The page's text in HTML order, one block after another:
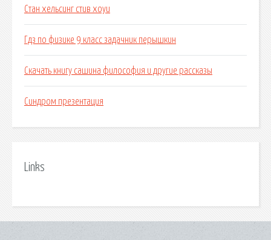
Стан хельсинг стив хоуи
Гдз по физике 9 класс задачник перышкин
Скачать книгу сашина философия и другие рассказы
Синдром презентация
Links